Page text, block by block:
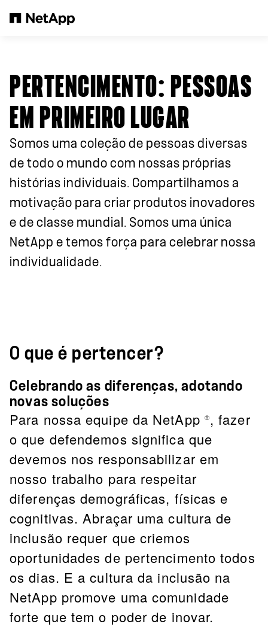
PERTENCIMENTO: PESSOAS
EM PRIMEIRO LUGAR
Somos uma coleção de pessoas diversas
de todo o mundo com nossas próprias
histórias individuais. Compartilhamos a
motivação para criar produtos inovadores
e de classe mundial. Somos uma única
NetApp e temos força para celebrar nossa
individualidade.
O que é pertencer?
Celebrando as diferenças, adotando
novas soluções
Para nossa equipe da NetApp ®, fazer
o que defendemos significa que
devemos nos responsabilizar em
nosso trabalho para respeitar
diferenças demográficas, físicas e
cognitivas. Abraçar uma cultura de
inclusão requer que criemos
oportunidades de pertencimento todos
os dias. E a cultura da inclusão na
NetApp promove uma comunidade
forte que tem o poder de inovar.